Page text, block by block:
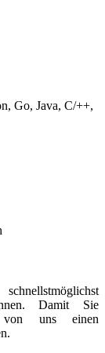
Go, Java, C/++,
Damit Sie
von uns einen